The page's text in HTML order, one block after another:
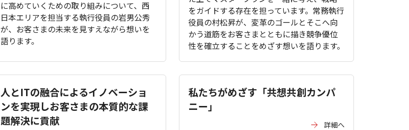
に高めていくための取り組みについて、西
日本エリアを担当する執行役員の岩男公秀
が、お客さまの未来を見すえながら想いを
語ります。
をガイドする存在を担っています。常務執行
役員の村松昇が、変革のゴールとそこへ向
かう道筋をお客さまとともに描き競争優位
性を確立することをめざす想いを語ります。
人とITの融合によるイノベーショ
ンを実現しお客さまの本質的な課
題解決に貢献
私たちがめざす「共想共創カンパ
ニー」
詳細へ